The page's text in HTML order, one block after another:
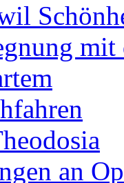
mit
an